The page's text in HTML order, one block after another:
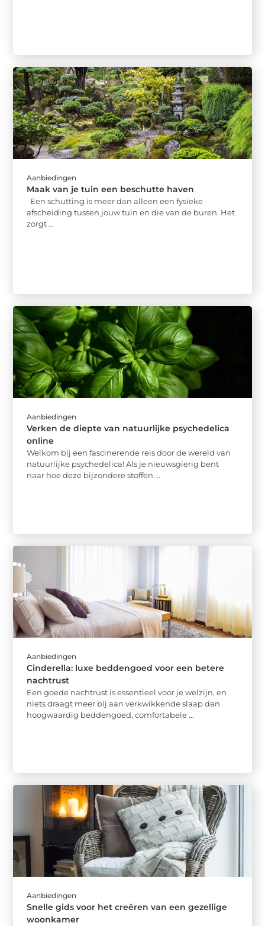
Aanbiedingen
Maak van je tuin een beschutte haven
Een schutting is meer dan alleen een fysieke
afscheiding tussen jouw tuin en die van de buren. Het
zorgt ...
Aanbiedingen
Verken de diepte van natuurlijke psychedelica
online
Welkom bij een fascinerende reis door de wereld van
natuurlijke psychedelica! Als je nieuwsgierig bent
naar hoe deze bijzondere stoffen ...
Aanbiedingen
Cinderella: luxe beddengoed voor een betere
nachtrust
Een goede nachtrust is essentieel voor je welzijn, en
niets draagt meer bij aan verkwikkende slaap dan
hoogwaardig beddengoed, comfortabele ...
Aanbiedingen
Snelle gids voor het creëren van een gezellige
woonkamer